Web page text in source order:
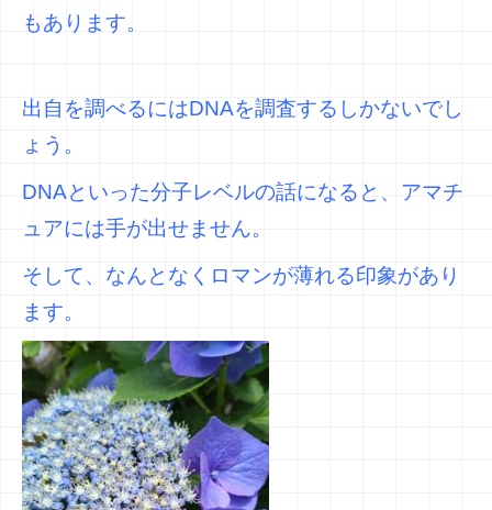
もあります。
出自を調べるにはDNAを調査するしかないでし
ょう。
DNAといった分子レベルの話になると、アマチ
ュアには手が出せません。
そして、なんとなくロマンが薄れる印象があり
ます。